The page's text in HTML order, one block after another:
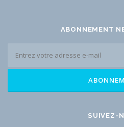
ABONNEMENT
SUIVEZ-